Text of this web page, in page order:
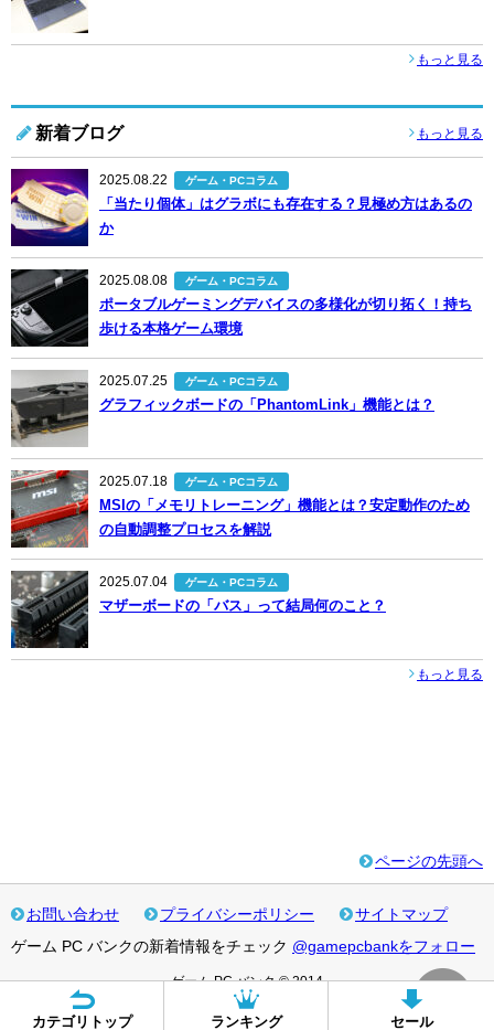
もっと見る
新着ブログ もっと見る
2025.08.22 ゲーム・PCコラム
「当たり個体」はグラボにも存在する？見極め方はあるの
か
2025.08.08 ゲーム・PCコラム
ポータブルゲーミングデバイスの多様化が切り拓く！持ち
歩ける本格ゲーム環境
2025.07.25 ゲーム・PCコラム
グラフィックボードの「PhantomLink」機能とは？
2025.07.18 ゲーム・PCコラム
MSIの「メモリトレーニング」機能とは？安定動作のため
の自動調整プロセスを解説
2025.07.04 ゲーム・PCコラム
マザーボードの「バス」って結局何のこと？
もっと見る
ページの先頭へ
お問い合わせ プライバシーポリシー
サイトマップ
ゲーム PC バンクの新着情報をチェック @gamepcbankをフォロー
ゲーム PC バンク © 2014
カテゴリトップ ランキング セール